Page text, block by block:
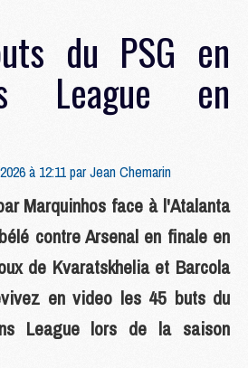
du PSG en
League en
à 12:11 parJean Chemarin
Marquinhos face à l'Atalanta
contre Arsenal en finale en
de Kvaratskhelia et Barcola
en video les 45 buts du
League lors de la saison